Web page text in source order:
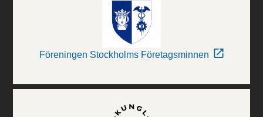
Föreningen Stockholms Företagsminnen